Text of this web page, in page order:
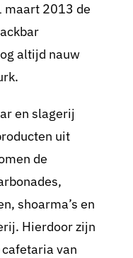
maart 2013 de
altijd nauw
en slagerij
uit
de
shoarma’s en
Hierdoor zijn
van